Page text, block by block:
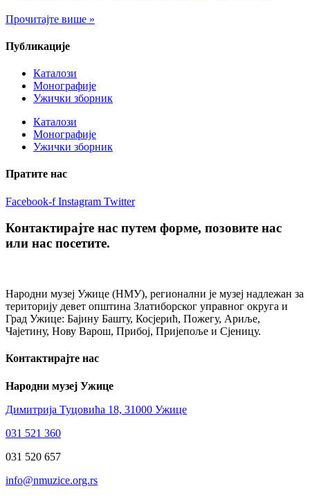
Прочитајте више »
Публикације
Каталози
Монографије
Ужички зборник
Каталози
Монографије
Ужички зборник
Пратите нас
Facebook-f Instagram Twitter
Контактирајте нас путем форме, позовите нас
или нас посетите.
Народни музеј Ужице (НМУ), регионални je музеј надлежан за
територију девет општина Златиборског управног округа и
Град Ужице: Бајину Башту, Косјерић, Пожегу, Ариље,
Чајетину, Нову Варош, Прибој, Пријепоље и Сјеницу.
Контактирајте нас
Народни музеј Ужице
Димитрија Туцовића 18, 31000 Ужице
031 521 360
031 520 657
info@nmuzice.org.rs